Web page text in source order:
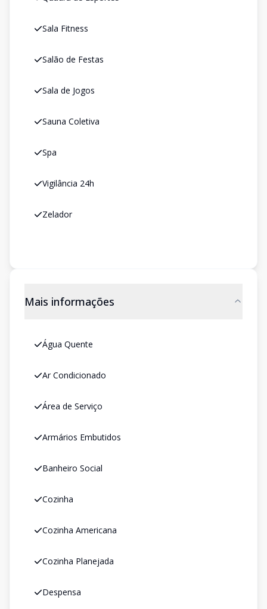
Sala Fitness
Salão de Festas
Sala de Jogos
Sauna Coletiva
Spa
Vigilância 24h
Zelador
Mais informações
Água Quente
Ar Condicionado
Área de Serviço
Armários Embutidos
Banheiro Social
Cozinha
Cozinha Americana
Cozinha Planejada
Despensa